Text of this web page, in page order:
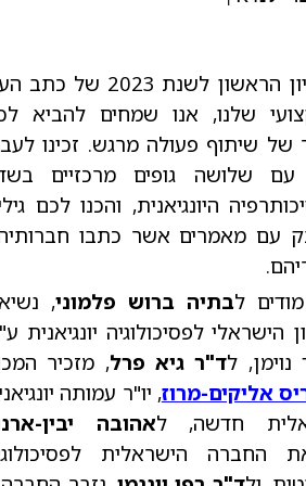
בגיליון הראשון לשנת 2023 של
שלנו, אנו שמחים להביא
של שיתוף פעולה מרגש. זכינו
עם שלושה גופים מרכזיים
היונגיאנית, והכנו לכם
עם מאמרים אשר כתבו
לבתיה ברוש פלמוני,
הישראלי לפסיכולוגיה יונגיאנית
נוימן, לד"ר גיא פרל, מזכיר
אליקים-מרוז, יו"ר עמותה
חדשה, לאהובה יבין-
החברה הישראלית